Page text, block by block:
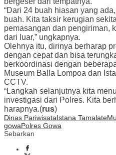
“Dari 24 buah hiasan yang
buah. Kita taksir kerugian
pemasangan dan pengiriman,
dari luar,” ungkapnya.
Olehnya itu, dirinya berharap
dengan cepat dan bisa
berkoordinasi dengan
Museum Balla Lompoa dan
CCTV.
“Langkah selanjutnya kita
investigasi dari Polres. Kita
harapnya.(rus)
Dinas PariwisataIstana Tamalate
gowaPolres Gowa
Sebarkan